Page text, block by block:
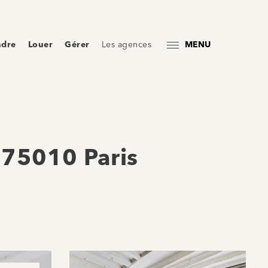
Louer Gérer Les agences MENU
Paris